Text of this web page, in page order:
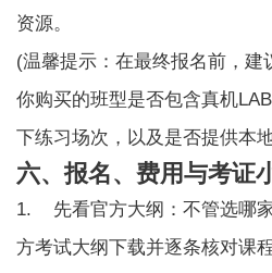
资源。
(温馨提示：在最终报名前，建
你购买的班型是否包含真机
下练习场次，以及是否提供本
六、报名、费用与考证
1. 先看官方大纲：不管选哪
方考试大纲下载并逐条核对课